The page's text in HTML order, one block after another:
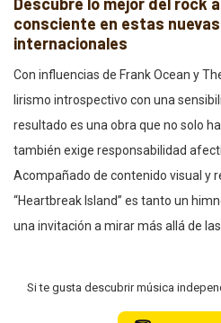
consciente en estas
internacionales
Con influencias de Frank Ocean y
lirismo introspectivo con una
resultado es una obra que no solo
también exige responsabilidad
Acompañado de contenido visual y
“Heartbreak Island” es tanto un
una invitación a mirar más allá de
Si te gusta descubrir música